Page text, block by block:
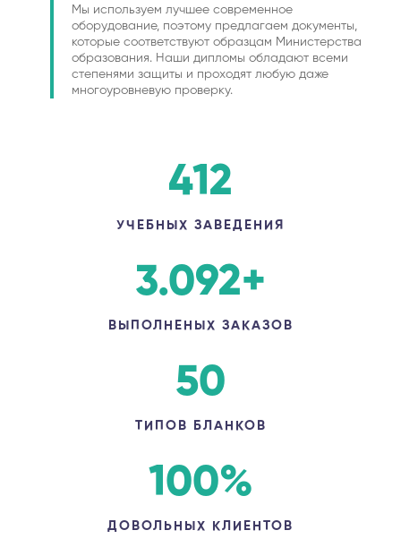
Мы используем лучшее современное
оборудование, поэтому предлагаем документы,
которые соответствуют образцам Министерства
образования. Наши дипломы обладают всеми
степенями защиты и проходят любую даже
многоуровневую проверку.
412
УЧЕБНЫХ ЗАВЕДЕНИЯ
3.092+
ВЫПОЛНЕНЫХ ЗАКАЗОВ
50
ТИПОВ БЛАНКОВ
100%
ДОВОЛЬНЫХ КЛИЕНТОВ